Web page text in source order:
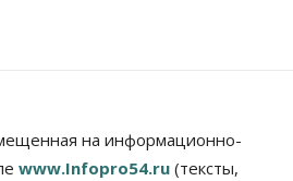
прошёл митинг
о памятниках
на информационно-
www.Infopro54.ru (тексты,